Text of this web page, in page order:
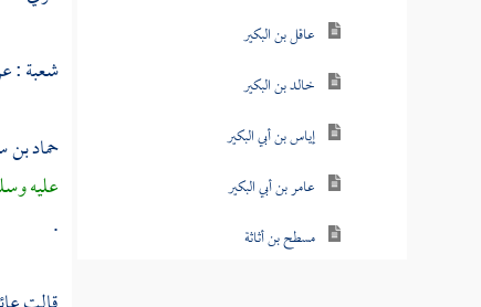
عاقل بن البكير
خالد بن البكير
إياس بن أبي البكير
عامر بن أبي البكير
مسطح بن أثاثة
شعبة:
حماد
عليه
.